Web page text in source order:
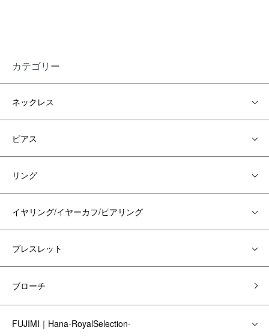
カテゴリー
ネックレス
ピアス
リング
イヤリング/イヤーカフ/ピアリング
ブレスレット
ブローチ
FUJIMI｜Hana-RoyalSelection-